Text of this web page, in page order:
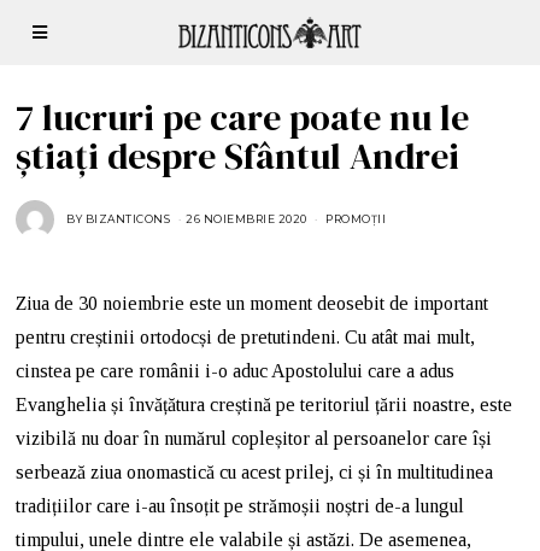
7 lucruri pe care poate nu le
știați despre Sfântul Andrei
BY BIZANTICONS 26 NOIEMBRIE 2020 PROMOȚII
Ziua de 30 noiembrie este un moment deosebit de important
pentru creștinii ortodocși de pretutindeni. Cu atât mai mult,
cinstea pe care românii i-o aduc Apostolului care a adus
Evanghelia și învățătura creștină pe teritoriul țării noastre, este
vizibilă nu doar în numărul copleșitor al persoanelor care își
serbează ziua onomastică cu acest prilej, ci și în multitudinea
tradițiilor care i-au însoțit pe strămoșii noștri de-a lungul
timpului, unele dintre ele valabile și astăzi. De asemenea,